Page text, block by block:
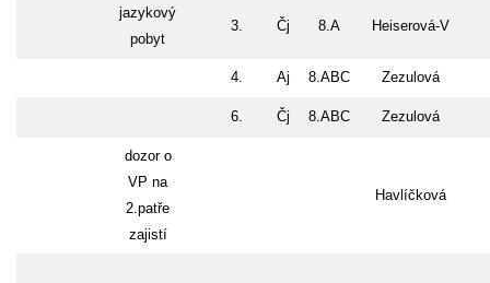
jazykový
pobyt
3. Čj 8.A Heiserová-V
4. Aj 8.ABC Zezulová
6. Čj 8.ABC Zezulová
dozor o
VP na
2.patře
zajistí
Havlíčková